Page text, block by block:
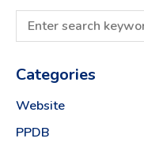
Categories
Website
PPDB